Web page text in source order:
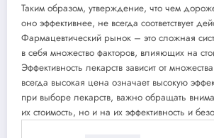
Таким образом, утверждение, что чем
оно эффективнее, не всегда соответствует
Фармацевтический рынок – это сложная
в себя множество факторов, влияющих на
Эффективность лекарств зависит от
всегда высокая цена означает высокую
при выборе лекарств, важно обращать
их стоимость, но и на их эффективность и